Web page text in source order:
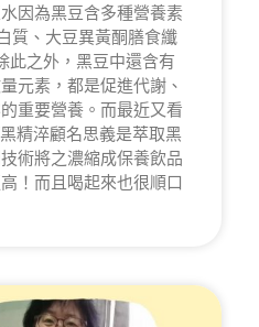
因為黑豆含多種營養素
質、大豆異黃酮膳食纖
此之外，黑豆中還含有
元素，都是促進代謝、
重要營養。而最近又看
精淬顧名思義是萃取黑
術將之濃縮成保養飲品
！而且喝起來也很順口